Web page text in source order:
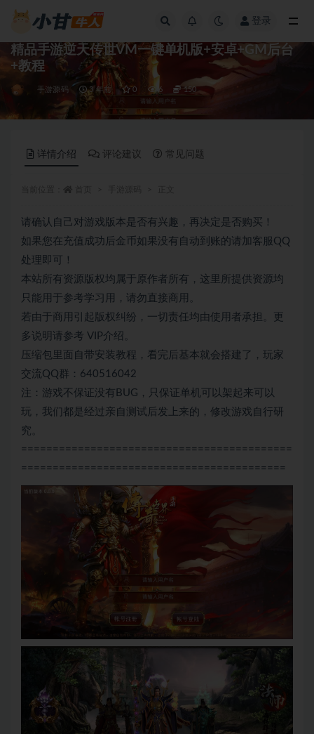
登录
精品手游逆天传世VM一键单机版+安卓+GM后台
+教程
手游源码 3 年前 0 6 150
详情介绍 评论建议 常见问题
请确认自己对游戏版本是否有兴趣，再决定是否购买！
如果您在充值成功后金币如果没有自动到账的请加客服QQ
处理即可！
本站所有资源版权均属于原作者所有，这里所提供资源均
只能用于参考学习用，请勿直接商用。
若由于商用引起版权纠纷，一切责任均由使用者承担。更
多说明请参考 VIP介绍。
压缩包里面自带安装教程，看完后基本就会搭建了，玩家
交流QQ群：640516042
注：游戏不保证没有BUG，只保证单机可以架起来可以
玩，我们都是经过亲自测试后发上来的，修改游戏自行研
究。
===========================================
==========================================